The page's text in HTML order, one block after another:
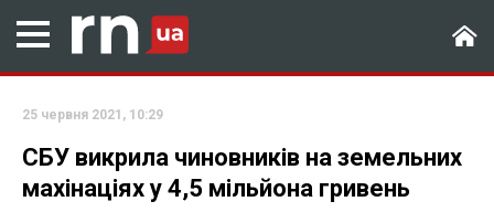
25 червня 2021, 10:29
СБУ викрила чиновників на земельних
махінаціях у 4,5 мільйона гривень